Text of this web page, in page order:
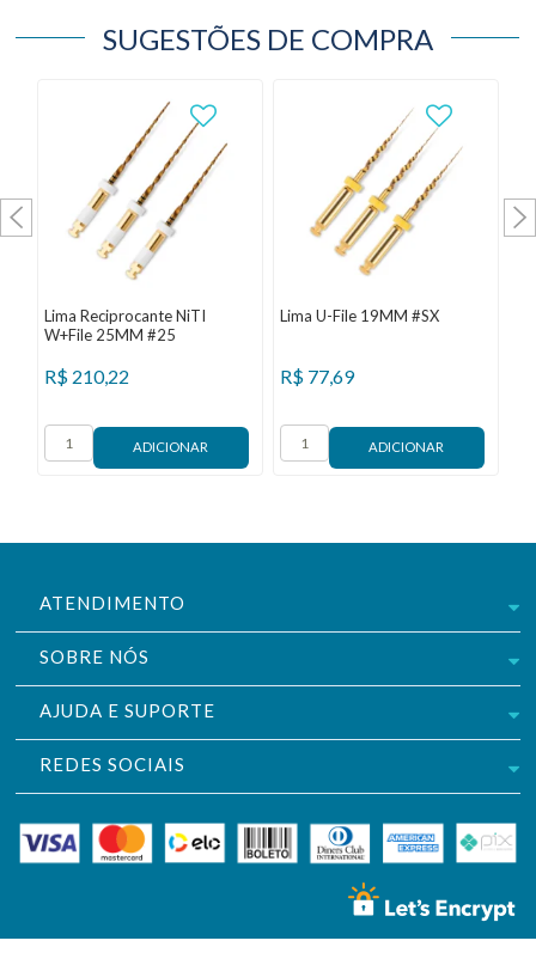
SUGESTÕES DE COMPRA
Lima Reciprocante NiTI
W+File 25MM #25
R$ 210,22
Lima U-File 19MM #SX
R$ 77,69
ATENDIMENTO
SOBRE NÓS
AJUDA E SUPORTE
REDES SOCIAIS